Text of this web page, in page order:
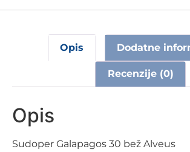
Opis Dodatne
Recenzije (0)
Opis
Sudoper Galapagos 30 bež Alveus